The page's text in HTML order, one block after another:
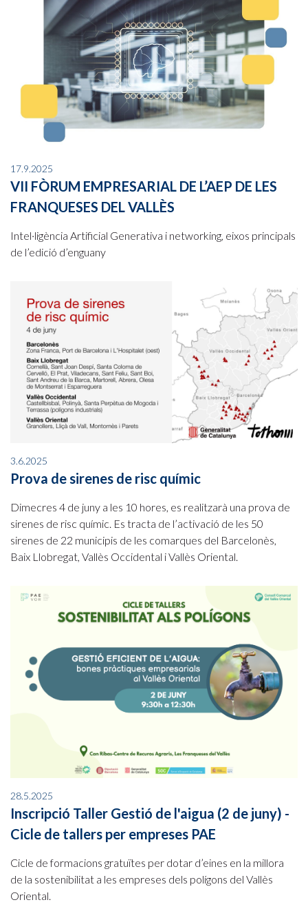
17.9.2025
VII FÒRUM EMPRESARIAL DE L’AEP DE LES
FRANQUESES DEL VALLÈS
Intel·ligència Artificial Generativa i networking, eixos principals
de l’edició d’enguany
3.6.2025
Prova de sirenes de risc químic
Dimecres 4 de juny a les 10 hores, es realitzarà una prova de
sirenes de risc químic. Es tracta de l’activació de les 50
sirenes de 22 municipis de les comarques del Barcelonès,
Baix Llobregat, Vallès Occidental i Vallès Oriental.
28.5.2025
Inscripció Taller Gestió de l'aigua (2 de juny) -
Cicle de tallers per empreses PAE
Cicle de formacions gratuïtes per dotar d’eines en la millora
de la sostenibilitat a les empreses dels polígons del Vallès
Oriental.